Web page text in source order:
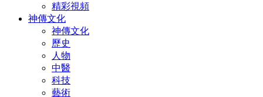
精彩視頻
神傳文化
神傳文化
歷史
人物
中醫
科技
藝術